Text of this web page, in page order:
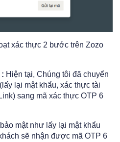
xác thực 2 bước trên Zozo
Hiện tại, Chúng tôi đã chuyển
lại mật khẩu, xác thực tài
sang mã xác thực OTP 6
mật như lấy lại mật khẩu
sẽ nhận được mã OTP 6